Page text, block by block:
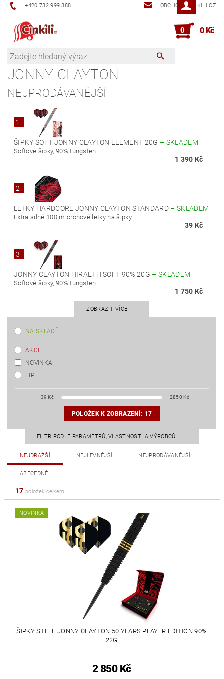
+420 732 999 388 OBCHOD@CINKILI.CZ
0 0 Kč
JONNY CLAYTON
NEJPRODÁVANĚJŠÍ
1.
ŠIPKY SOFT JONNY CLAYTON ELEMENT 20G – SKLADEM
Softové šipky, 90% tungsten.
1 390 Kč
2.
LETKY HARDCORE JONNY CLAYTON STANDARD – SKLADEM
Extra silné 100 micronové letky na šipky.
39 Kč
3.
JONNY CLAYTON HIRAETH SOFT 90% 20G – SKLADEM
Softové šipky, 90% tungsten.
1 750 Kč
ZOBRAZIT VÍCE
NA SKLADĚ
AKCE
NOVINKA
TIP
39 Kč 2850 Kč
POLOŽEK K ZOBRAZENÍ: 17
FILTR PODLE PARAMETRŮ, VLASTNOSTÍ A VÝROBCŮ
NEJDRAŽŠÍ NEJLEVNĚJŠÍ NEJPRODÁVANĚJŠÍ
ABECEDNĚ
17 položek celkem
NOVINKA
ŠIPKY STEEL JONNY CLAYTON 50 YEARS PLAYER EDITION 90%
22G
2 850 Kč